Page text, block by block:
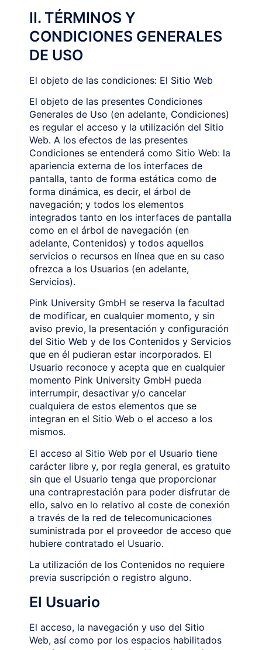
II. TÉRMINOS Y
CONDICIONES GENERALES
DE USO
El objeto de las condiciones: El Sitio Web
El objeto de las presentes Condiciones
Generales de Uso (en adelante, Condiciones)
es regular el acceso y la utilización del Sitio
Web. A los efectos de las presentes
Condiciones se entenderá como Sitio Web: la
apariencia externa de los interfaces de
pantalla, tanto de forma estática como de
forma dinámica, es decir, el árbol de
navegación; y todos los elementos
integrados tanto en los interfaces de pantalla
como en el árbol de navegación (en
adelante, Contenidos) y todos aquellos
servicios o recursos en línea que en su caso
ofrezca a los Usuarios (en adelante,
Servicios).
Pink University GmbH se reserva la facultad
de modificar, en cualquier momento, y sin
aviso previo, la presentación y configuración
del Sitio Web y de los Contenidos y Servicios
que en él pudieran estar incorporados. El
Usuario reconoce y acepta que en cualquier
momento Pink University GmbH pueda
interrumpir, desactivar y/o cancelar
cualquiera de estos elementos que se
integran en el Sitio Web o el acceso a los
mismos.
El acceso al Sitio Web por el Usuario tiene
carácter libre y, por regla general, es gratuito
sin que el Usuario tenga que proporcionar
una contraprestación para poder disfrutar de
ello, salvo en lo relativo al coste de conexión
a través de la red de telecomunicaciones
suministrada por el proveedor de acceso que
hubiere contratado el Usuario.
La utilización de los Contenidos no requiere
previa suscripción o registro alguno.
El Usuario
El acceso, la navegación y uso del Sitio
Web, así como por los espacios habilitados